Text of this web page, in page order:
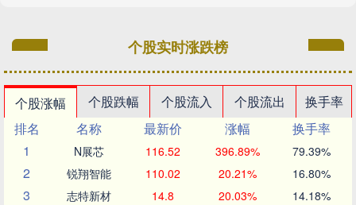
个股实时涨跌榜
个股涨幅 个股跌幅 个股流入 个股流出
换手率
排名
名称 最新价 涨幅
换手率
1
N展芯 116.52 396.89% 79.39%
2 锐翔智能 110.02 20.21% 16.80%
3 志特新材 14.8 20.03% 14.18%